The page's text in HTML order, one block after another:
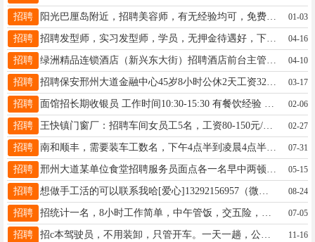
招聘 阳光巴厘岛附近，招聘美容师，有无经验均可，免费培训，年龄不限，13363738115 01-03
招聘 招聘发型师，实习发型师，学员，无押金待遇好，下班早。电话13722921717 04-16
招聘 04-10
招聘 03-17
招聘 02-06
招聘 王快镇门窗厂：招聘车间女员工5名，工资80-150元/天，提供中午午饭，赵女士13303395521 02-27
招聘 南和顺丰，需要装车工数名，下午4点半到凌晨4点半，中间可休息1小时，日结160元，下班结清，电话18233063757 07-31
招聘 05-15
招聘 08-24
招聘 07-05
招聘 招c本驾驶员，不用装卸，只管开车。一天一趟，公休三天，仓对仓跑，15297429585同步 11-16